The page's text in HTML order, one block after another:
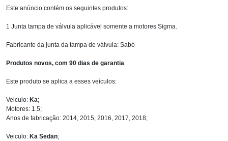
Este anúncio contém os seguintes produtos:
1 Junta tampa de válvula aplicável somente a motores Sigma.
Fabricante da junta da tampa de válvula: Sabó
Produtos novos, com 90 dias de garantia
Este produto se aplica a esses veículos:
Veiculo: Ka;
Motores: 1.5;
Anos de fabricação: 2014, 2015, 2016, 2017, 2018;
Veiculo: Ka Sedan;